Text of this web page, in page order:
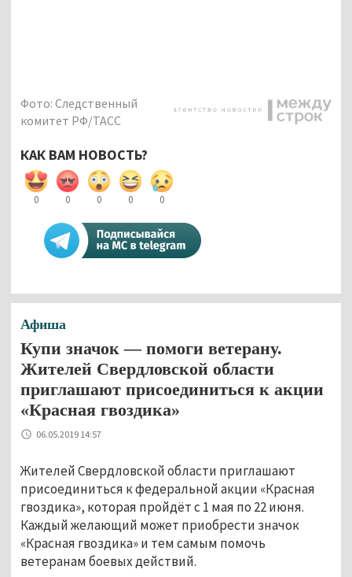
Фото: Следственный
комитет РФ/ТАСС
КАК ВАМ НОВОСТЬ?
0 0 0 0 0
Афиша
Купи значок — помоги ветерану.
Жителей Свердловской области
приглашают присоединиться к акции
«Красная гвоздика»
06.05.2019 14:57
Жителей Свердловской области приглашают
присоединиться к федеральной акции «Красная
гвоздика», которая пройдёт с 1 мая по 22 июня.
Каждый желающий может приобрести значок
«Красная гвоздика» и тем самым помочь
ветеранам боевых действий.